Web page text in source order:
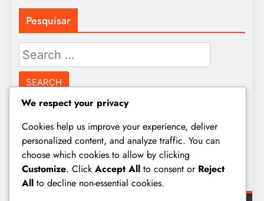
Pesquisar
Search
for:
March 2026
February 2026
We respect your privacy
Cookies help us improve your experience, deliver
personalized content, and analyze traffic. You can
choose which cookies to allow by clicking
Customize. Click Accept All to consent or Reject
All to decline non-essential cookies.